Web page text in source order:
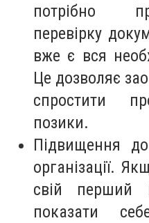
потрібно
перевірку
вже є вся
Це дозволяє
спростити
позики.
Підвищення
організації.
свій перший
показати